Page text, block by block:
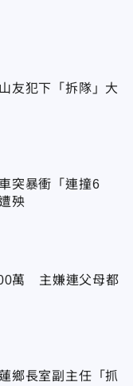
友犯下「拆隊」大
突暴衝「連撞6
殃
萬 主嫌連父母都
鄉長室副主任「抓